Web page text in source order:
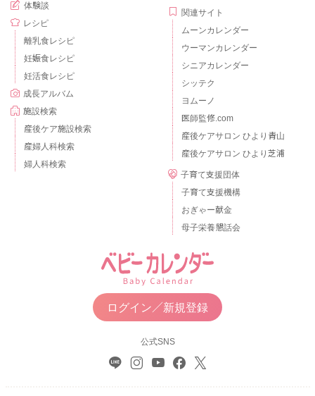
体験談
レシピ
離乳食レシピ
妊娠食レシピ
妊活食レシピ
成長アルバム
施設検索
産後ケア施設検索
産婦人科検索
婦人科検索
関連サイト
ムーンカレンダー
ウーマンカレンダー
シニアカレンダー
シッテク
ヨムーノ
医師監修.com
産後ケアサロン ひより青山
産後ケアサロン ひより芝浦
子育て支援団体
子育て支援機構
おぎゃー献金
母子栄養懇話会
ログイン／新規登録
公式SNS